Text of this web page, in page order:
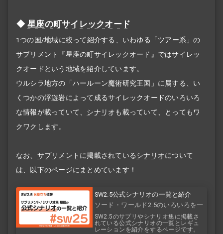
星座の町サイレックオード
1つの国/地域に絞って紹介する、いわゆる「ツアー系」の
サプリメント
『星座の町サイレックオード 』ではサイレッ
クオードという地域を紹介しています。
ウルシラ地方の「ハールーン魔術研究王国」に属する、い
くつかの浮遊岩によって成るサイレックオードのいろいろ
な情報が載っていて、 シナリオも載っていて、とってもワ
クワクします。
なお、 サプリメント に掲載されているシナリオについて
は、以下のページにまとめています！
SW2.5公式シナリオの一覧と紹介
ソード・ワールド2.5のいろいろを一
覧で！
SW2.5のサプリやシナリオ集に掲載さ
れている公式シナリオの一覧とレギュ
レーションを紹介をするページです。